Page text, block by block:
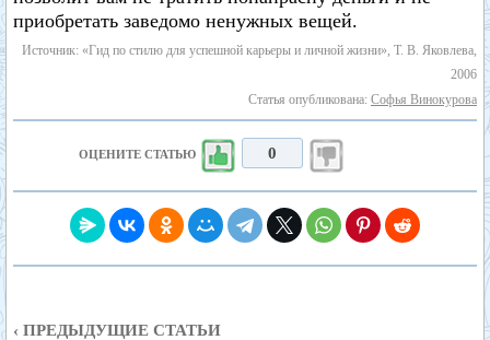
приобретать заведомо ненужных вещей.
Источник: «Гид по стилю для успешной карьеры и личной жизни», Т. В. Яковлева,
2006
Статья опубликована: Софья Винокурова
ОЦЕНИТЕ СТАТЬЮ 0
‹ ПРЕДЫДУЩИЕ СТАТЬИ